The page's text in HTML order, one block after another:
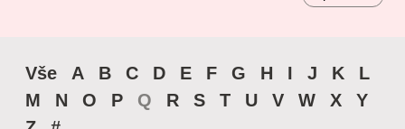
Vše A B C D E F G H I J K
L
M
N O P Q R S T U V W X
Y